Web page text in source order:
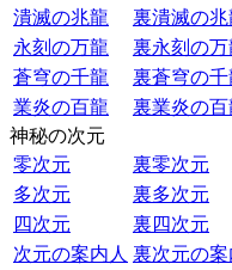
潰滅の兆龍
裏潰滅の兆
永刻の万龍
裏永刻の万
蒼穹の千龍
裏蒼穹の千
業炎の百龍
裏業炎の百
神秘の次元
零次元
裏零次元
多次元
裏多次元
四次元
裏四次元
次元の案内人 裏次元の案